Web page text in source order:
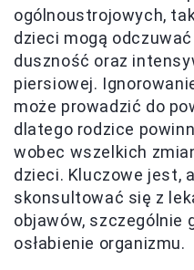
ogólnoustrojowych,
dzieci mogą
duszność oraz
piersiowej.
może prowadzić do
dlatego rodzice
wobec wszelkich
dzieci. Kluczowe jest,
skonsultować się z
objawów, szczególnie
osłabienie organizmu.